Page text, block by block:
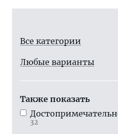
Все категории
Любые варианты
Также показать
32